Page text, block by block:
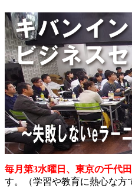
毎月第3水曜日、東京の千代
す。（学習や教育に熱心な方